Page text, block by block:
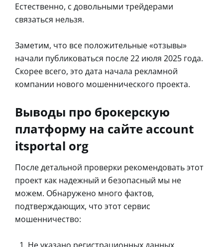
Естественно, с довольными трейдерами
связаться нельзя.
Заметим, что все положительные «отзывы»
начали публиковаться после 22 июля 2025 года.
Скорее всего, это дата начала рекламной
компании нового мошеннического проекта.
Выводы про брокерскую
платформу на сайте account
itsportal org
После детальной проверки рекомендовать этот
проект как надежный и безопасный мы не
можем. Обнаружено много фактов,
подтверждающих, что этот сервис
мошенничество: